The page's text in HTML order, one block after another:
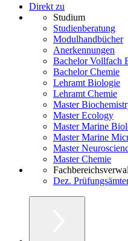
Direkt zu
Studium
Studienberatung
Modulhandbücher
Anerkennungen
Bachelor Vollfach
Bachelor Chemie
Lehramt Biologie
Lehramt Chemie
Master
Master Ecology
Master Marine
Master Marine
Master
Master Chemie
Dez.